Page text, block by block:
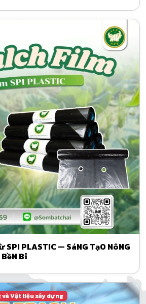
SPI PLASTIC — SáNG TạO NôNG
Bỉ
Vật liệu xây dựng